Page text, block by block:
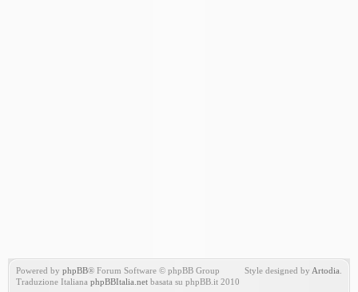
Powered by phpBB® Forum Software © phpBB Group
Traduzione Italiana phpBBItalia.net basata su phpBB.it 2010
Style designed by Artodia